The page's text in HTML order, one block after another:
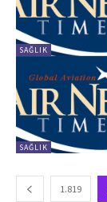
SAĞLIK
SAĞLIK
1.819